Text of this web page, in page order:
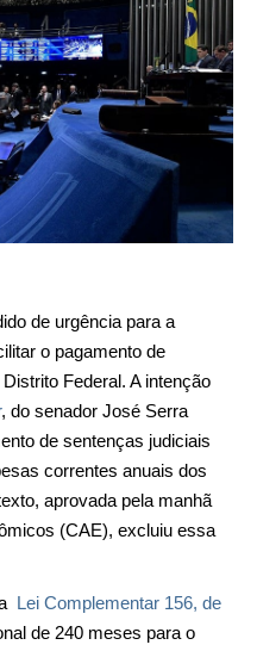
de urgência para a
o pagamento de
Federal. A intenção
, do senador José Serra
de sentenças judiciais
correntes anuais dos
aprovada pela manhã
(CAE), excluiu essa
Lei Complementar 156, de
de 240 meses para o